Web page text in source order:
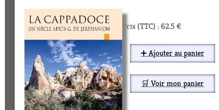
Prix (TTC) : 62.5 €
➕ Ajouter au panier
🛒 Voir mon panier